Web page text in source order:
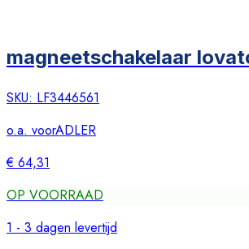
magneetschakelaar
SKU: LF3446561
o.a. voorADLER
€ 64,31
OP VOORRAAD
1 - 3 dagen levertijd